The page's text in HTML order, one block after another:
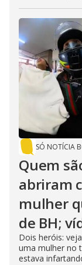
SÓ NOTÍCIA
Quem
abriram
mulher
de BH;
Dois heróis:
uma mulher no
estava